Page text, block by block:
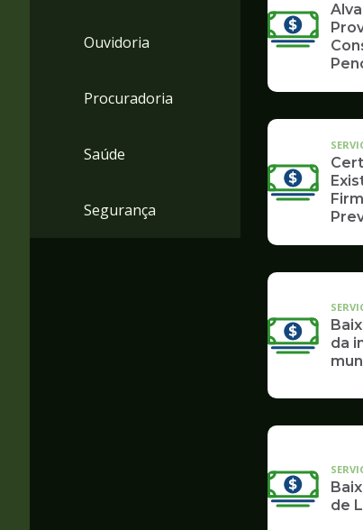
Ouvidoria
Procuradoria
Saúde
Segurança
da
de